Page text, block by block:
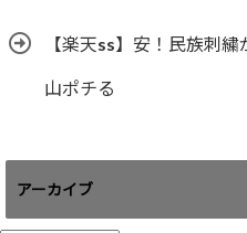
【楽天ss】安！民族刺
山ポチる
アーカイブ